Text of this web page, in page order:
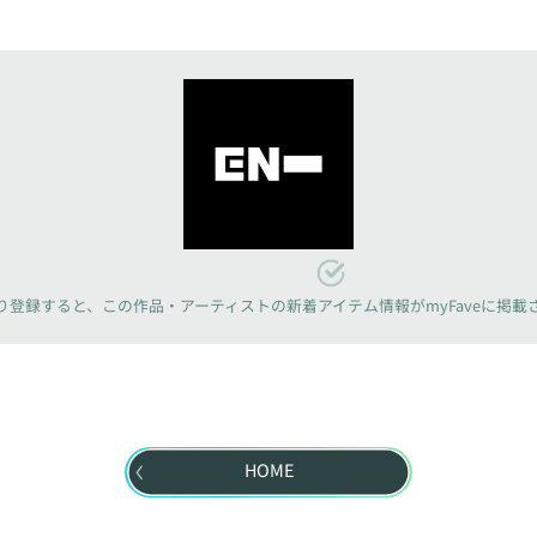
録すると、 この作品・アーティストの新着アイテム情報がmyFaveに掲載
HOME